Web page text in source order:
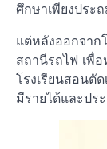
ศึกษาเพียงประ
แต่หลังออกจาก
สถานีรถไฟ เพื่อ
โรงเรียนสอนตั
มีรายได้และปร